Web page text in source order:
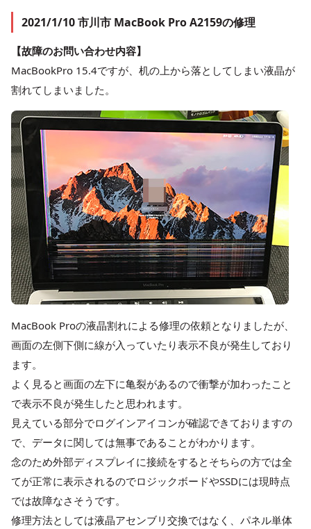
2021/1/10 市川市 MacBook Pro A2159の修理
【故障のお問い合わせ内容】
MacBookPro 15.4ですが、机の上から落としてしまい液晶が
割れてしまいました。
MacBook Proの液晶割れによる修理の依頼となりましたが、
画面の左側下側に線が入っていたり表示不良が発生しており
ます。
よく見ると画面の左下に亀裂があるので衝撃が加わったこと
で表示不良が発生したと思われます。
見えている部分でログインアイコンが確認できておりますの
で、データに関しては無事であることがわかります。
念のため外部ディスプレイに接続をするとそちらの方では全
てが正常に表示されるのでロジックボードやSSDには現時点
では故障なさそうです。
修理方法としては液晶アセンブリ交換ではなく、パネル単体